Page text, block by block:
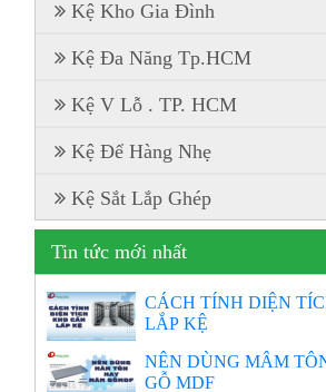
Kệ Kho Gia Đình
Kệ Đa Năng Tp.HCM
Kệ V Lỗ . TP. HCM
Kệ Để Hàng Nhẹ
Kệ Sắt Lắp Ghép
Tin tức mới nhất
CÁCH TÍNH DIỆN
LẮP KỆ
NÊN DÙNG MÂM
GỖ MDF